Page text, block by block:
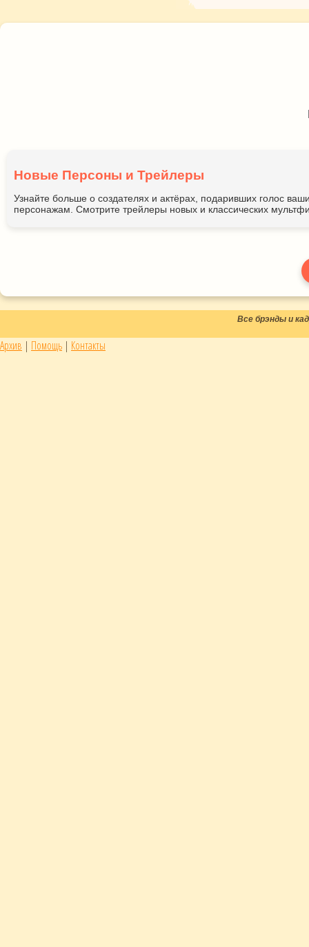
Новые Персоны и Трейлеры
Узнайте больше о создателях и актёрах, подаривших голос
персонажам. Смотрите трейлеры новых и классических
Все брэнды и
Архив | Помощь | Контакты